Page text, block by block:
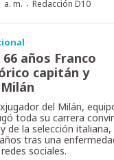
a. m. · Redacción D10
años Franco
capitán y
del Milán,
toda su carrera
de la selección
tras una
sociales.